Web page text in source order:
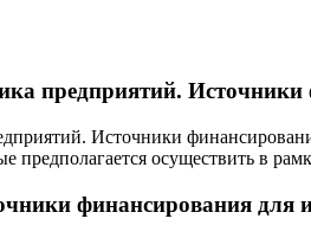
предприятий.
Источники
предполагается осуществить в
финансирования для